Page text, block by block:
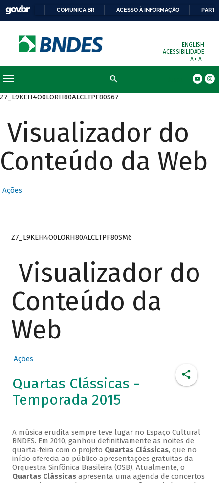
COMUNICA BR ACESSO À INFORMAÇÃO
ENGLISH
ACESSIBILIDADE
A+ A-
Z7_L9KEH4O0LORH80ALCLTPF80S67
Visualizador do
Conteúdo da Web
Ações
Z7_L9KEH4O0LORH80ALCLTPF80SM6
Visualizador do
Conteúdo da
Web
Ações
Quartas Clássicas -
Temporada 2015
A música erudita sempre teve lugar no Espaço Cultural
BNDES. Em 2010, ganhou definitivamente as noites de
quarta-feira com o projeto Quartas Clássicas, que no
início oferecia ao público apresentações gratuitas da
Orquestra Sinfônica Brasileira (OSB). Atualmente, o
Quartas Clássicasapresenta uma agenda de concertos